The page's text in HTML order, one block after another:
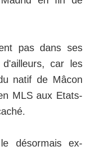
pas dans ses
car les
natif de Mâcon
MLS aux Etats-
désormais ex-